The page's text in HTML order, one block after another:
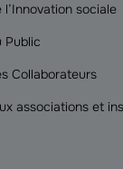
l’Innovation sociale
Public
Collaborateurs
associations et